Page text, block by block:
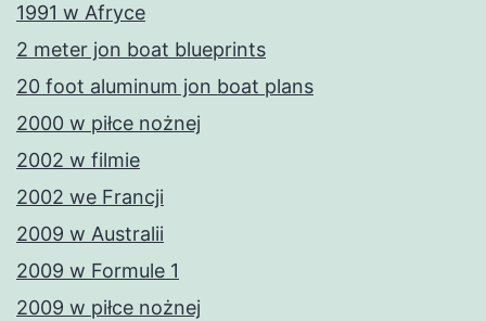
1991 w Afryce
2 meter jon boat blueprints
20 foot aluminum jon boat plans
2000 w piłce nożnej
2002 w filmie
2002 we Francji
2009 w Australii
2009 w Formule 1
2009 w piłce nożnej